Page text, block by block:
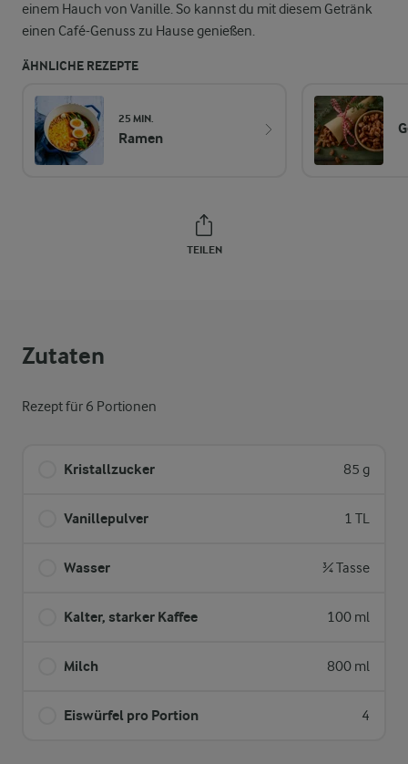
einem Hauch von Vanille. So kannst du mit diesem Getränk
einen Café-Genuss zu Hause genießen.
ÄHNLICHE REZEPTE
25 MIN.
Ramen
TEILEN
Zutaten
Rezept für 6 Portionen
Kristallzucker 85 g
Vanillepulver 1 TL
Wasser ¾ Tasse
Kalter, starker Kaffee 100 ml
Milch 800 ml
Eiswürfel pro Portion 4